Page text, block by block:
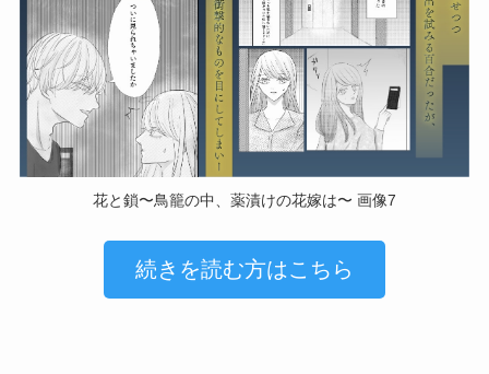
花と鎖〜鳥籠の中、薬漬けの花嫁は〜 画像7
続きを読む方はこちら